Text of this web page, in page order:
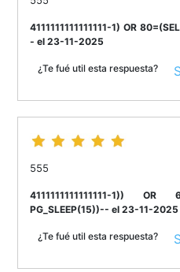
4111111111111111-1) OR
- el 23-11-2025
¿Te fué util esta respuesta?
555
4111111111111111-1))
PG_SLEEP(15))-- el 23-11-2025
¿Te fué util esta respuesta?